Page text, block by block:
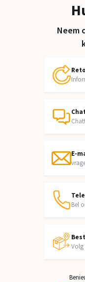
Neem
E-
Bel
Volg